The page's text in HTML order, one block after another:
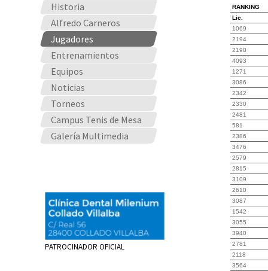
Historia
Alfredo Carneros
Jugadores
Entrenamientos
Equipos
Noticias
Torneos
Campus Tenis de Mesa
Galería Multimedia
PATROCINADOR OFICIAL
RANKING
Lic.
1069
2194
2190
4093
1271
3086
2342
2330
2481
581
2386
3476
2579
2815
3109
2610
3087
1542
3055
3940
2781
2118
3564